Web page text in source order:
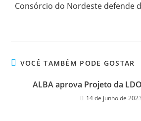
Consórcio do Nordeste defende
VOCÊ TAMBÉM PODE GOSTAR
ALBA aprova Projeto da
14 de junho de 2023